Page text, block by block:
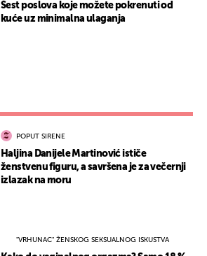
Šest poslova koje možete pokrenuti od
kuće uz minimalna ulaganja
POPUT SIRENE
Haljina Danijele Martinović ističe
ženstvenu figuru, a savršena je za večernji
izlazak na moru
"VRHUNAC" ŽENSKOG SEKSUALNOG ISKUSTVA